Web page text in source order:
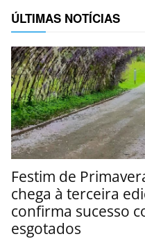
ÚLTIMAS NOTÍCIAS
Festim de
chega à terceira
confirma sucesso
esgotados